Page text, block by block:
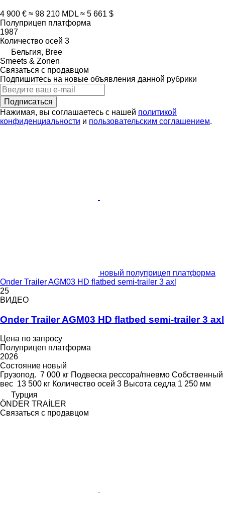
4 900 € ≈ 98 210 MDL ≈ 5 661 $
Полуприцеп платформа
1987
Количество осей 3
Бельгия, Bree
Smeets & Zonen
Связаться с продавцом
Подпишитесь на новые объявления данной рубрики
Подписаться
Нажимая, вы соглашаетесь с нашей политикой
конфиденциальности и пользовательским соглашением.
новый полуприцеп платформа
Onder Trailer AGM03 HD flatbed semi-trailer 3 axl
25
ВИДЕО
Onder Trailer AGM03 HD flatbed semi-trailer 3 axl
Цена по запросу
Полуприцеп платформа
2026
Состояние новый
Грузопод. 7 000 кг Подвеска рессора/пневмо Собственный
вес 13 500 кг Количество осей 3 Высота седла 1 250 мм
Турция
ÖNDER TRAİLER
Связаться с продавцом